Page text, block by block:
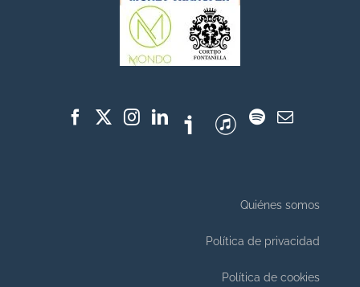
Quiénes somos
Política de privacidad
Política de cookies